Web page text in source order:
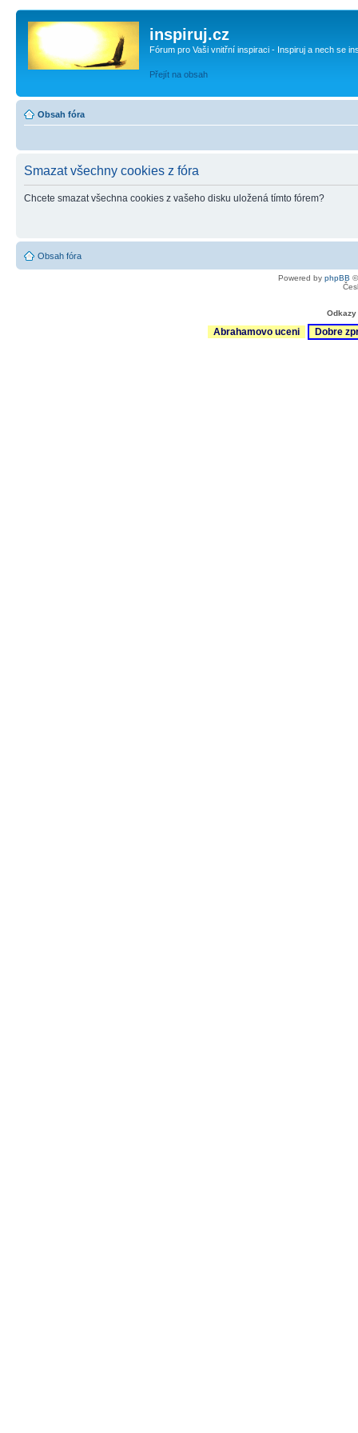
inspiruj.cz
Fórum pro Vaši vnitřní inspiraci - Inspiruj a nech se
Přejít na obsah
Obsah fóra
Smazat všechny cookies z fóra
Chcete smazat všechna cookies z vašeho disku uložená tímto fórem?
Obsah fóra
Powered by phpBB
Abrahamovo uceni Dobre